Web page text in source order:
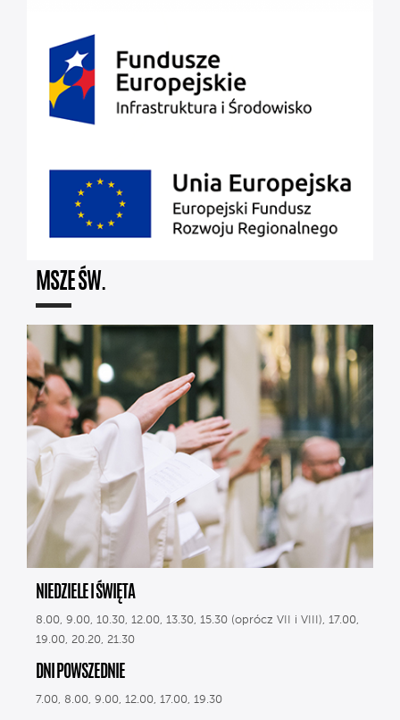
MSZE ŚW.
NIEDZIELE I ŚWIĘTA
8.00, 9.00, 10.30, 12.00, 13.30, 15.30 (oprócz VII i VIII), 17.00,
19.00, 20.20, 21.30
DNI POWSZEDNIE
7.00, 8.00, 9.00, 12.00, 17.00, 19.30